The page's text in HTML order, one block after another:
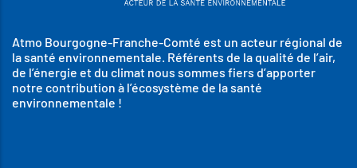
Atmo Bourgogne-Franche-Comté est un acteur régional de
la santé environnementale. Référents de la qualité de l’air,
de l’énergie et du climat nous sommes fiers d’apporter
notre contribution à l’écosystème de la santé
environnementale !